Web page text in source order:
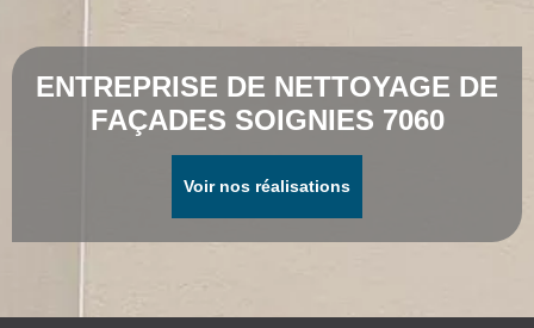
ENTREPRISE DE NETTOYAGE DE
FAÇADES SOIGNIES 7060
Voir nos réalisations